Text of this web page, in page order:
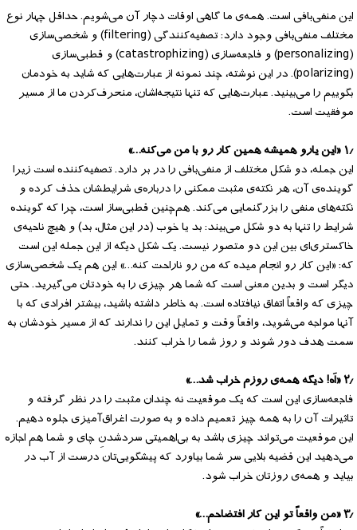
این منفی‌بافی است. همه‌ی ما گاهی اوقات دچار آن می‌شویم. حداقل چهار نوع
مختلف منفی‌بافی وجود دارد: تصفیه‌کنندگی (filtering) و شخصی‌سازی
(personalizing) و فاجعه‌سازی (catastrophizing) و قطبی‌سازی
(polarizing). در این نوشته، چند نمونه از عبارت‌هایی که شاید به خودمان
بگوییم را می‌بینید. عبارت‌هایی که تنها نتیجه‌اشان، منحرف‌کردن ما از مسیر
موفقیت است.
۱٫ «این یارو همیشه همین کار رو با من می‌کنه…»
این جمله، دو شکل مختلف از منفی‌بافی را در بر دارد. تصفیه‌کننده است زیرا
گوینده‌ی آن، هر نکته‌ی مثبت ممکنی را درباره‌ی شرایطشان حذف کرده و
نکته‌های منفی را بزرگنمایی می‌کند. هم‌چنین قطبی‌ساز است، چرا که گوینده
شرایط را تنها به دو شکل می‌بیند: بد یا خوب (در این مثال، بد) و هیچ ناحیه‌ی
خاکستری‌ای بین این دو متصور نیست. یک شکل دیگه از این جمله این است
که: «این کار رو انجام میده که من رو ناراحت کنه…» این هم یک شخصی‌سازی
دیگر است و بدین معنی است که شما هر چیزی را به خودتان می‌گیرید. حتی
چیزی که واقعاً اتفاق نیافتاده است. به خاطر داشته باشید، بیشتر افرادی که با
آنها مواجه می‌شوید، واقعاً وقت و تمایل این را ندارند که از مسیر خودشان به
سمت هدف دور شوند و روز شما را خراب کنند.
۲٫ «اَه! دیگه همه‌ی روزم خراب شد…»
فاجعه‌سازی این است که یک موقعیت نه چندان مثبت را در نظر گرفته و
تاثیرات آن را به همه چیز تعمیم داده و به صورت اغراق‌آمیزی جلوه دهیم.
این موقعیت می‌تواند چیزی باشد به بی‌اهمیتی سردشدنِ چای و شما هم اجازه
می‌دهید این قضیه بلایی سر شما بیاورد که پیشگویی‌تان درست از آب در
بیاید و همه‌ی روزتان خراب شود.
۳٫ «من واقعاً تو این کار افتضاحم…»